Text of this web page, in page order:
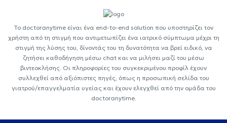
Το doctoranytime είναι ένα end-to-end solution που υποστηρίζει τον
χρήστη από τη στιγμή που αντιμετωπίζει ένα ιατρικό σύμπτωμα μέχρι τη
στιγμή της λύσης του, δίνοντάς του τη δυνατότητα να βρεί ειδικό, να
ζητήσει καθοδήγηση μέσω chat και να μιλήσει μαζί του μέσω
βιντεοκλήσης. Οι πληροφορίες του συγκεκριμένου προφίλ έχουν
συλλεχθεί από αξιόπιστες πηγές, όπως η προσωπική σελίδα του
γιατρού/επαγγελματία υγείας και έχουν ελεγχθεί από την ομάδα του
doctoranytime.